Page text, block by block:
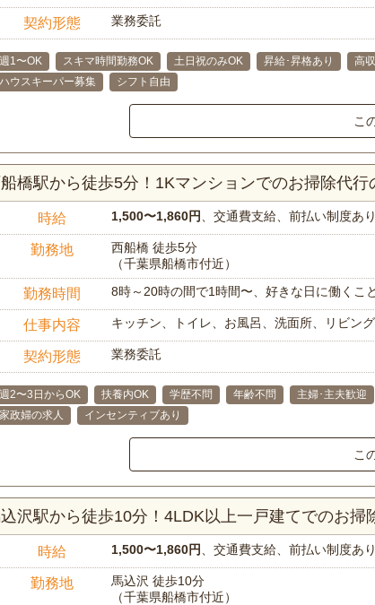
契約形態 業務委託
週1〜OK スキマ時間勤務OK 土日祝のみOK 昇給･昇格あり 高
ハウスキーパー募集
シフト自由
こ
橋駅から徒歩5分！1Kマンションでのお掃除代行
時給 1,500〜1,860円 、交通費支給、前払い制度あり
勤務地
西船橋 徒歩5分
（千葉県船橋市付近）
勤務時間 8時～20時の間で1時間〜、好きな日に働くこ
仕事内容 キッチン、トイレ、お風呂、洗面所、リビン
契約形態 業務委託
週2〜3日からOK 扶養内OK 学歴不問 年齢不問 主婦･主夫歓迎
家政婦の求人
インセンティブあり
こ
沢駅から徒歩10分！4LDK以上一戸建てでのお掃
時給 1,500〜1,860円 、交通費支給、前払い制度あり
勤務地
馬込沢 徒歩10分
（千葉県船橋市付近）